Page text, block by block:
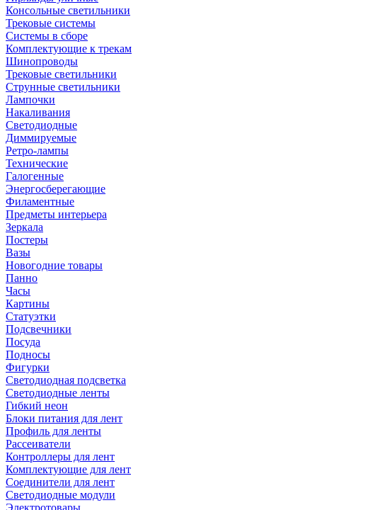
Консольные светильники
Трековые системы
Системы в сборе
Комплектующие к трекам
Шинопроводы
Трековые светильники
Струнные светильники
Лампочки
Накаливания
Светодиодные
Диммируемые
Ретро-лампы
Технические
Галогенные
Энергосберегающие
Филаментные
Предметы интерьера
Зеркала
Постеры
Вазы
Новогодние товары
Панно
Часы
Картины
Статуэтки
Подсвечники
Посуда
Подносы
Фигурки
Светодиодная подсветка
Светодиодные ленты
Гибкий неон
Блоки питания для лент
Профиль для ленты
Рассеиватели
Контроллеры для лент
Комплектующие для лент
Соединители для лент
Светодиодные модули
Электротовары